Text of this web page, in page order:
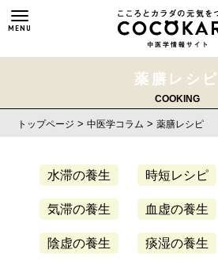
MENU
薬膳レシピ
COOKING
トップページ >中医学コラム >薬膳レシピ
水滞の養生 時短レシピ
気滞の養生 血虚の養生
陰虚の養生 痰湿の養生